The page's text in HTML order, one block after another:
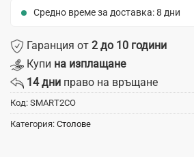
Средно време за доставка: 8 дни
Гаранция от 2 до 10 години
Купи на изплащане
14 дни право на връщане
Код: SMART2CO
Категория: Столове